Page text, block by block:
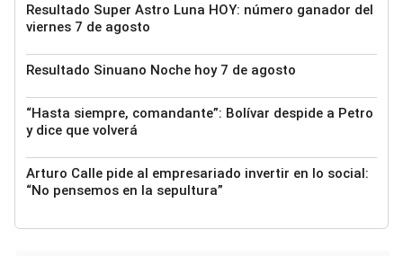
Resultado Super Astro Luna HOY: número ganador del
viernes 7 de agosto
Resultado Sinuano Noche hoy 7 de agosto
“Hasta siempre, comandante”: Bolívar despide a Petro
y dice que volverá
Arturo Calle pide al empresariado invertir en lo social:
“No pensemos en la sepultura”